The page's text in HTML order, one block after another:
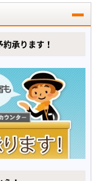
承ります！